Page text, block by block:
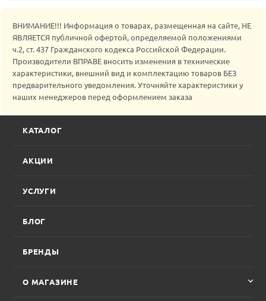
ВНИМАНИЕ!!! Информация о товарах, размещенная на сайте, НЕ
ЯВЛЯЕТСЯ публичной офертой, определяемой положениями
ч.2, ст. 437 Гражданского кодекса Российской Федерации.
Производители ВПРАВЕ вносить изменения в технические
характеристики, внешний вид и комплектацию товаров БЕЗ
предварительного уведомления. Уточняйте характеристики у
наших менеджеров перед оформлением заказа
КАТАЛОГ
АКЦИИ
УСЛУГИ
БЛОГ
БРЕНДЫ
О МАГАЗИНЕ